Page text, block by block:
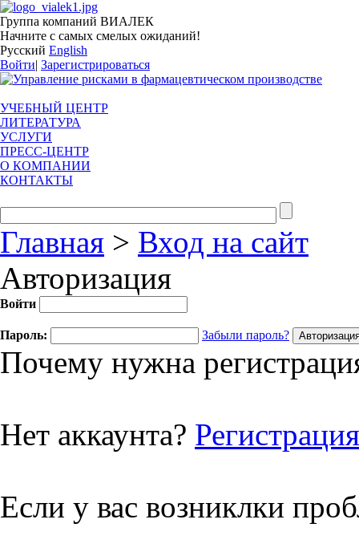
Группа компаний ВИАЛЕК
Начните с самых смелых ожиданий!
Русский English
Войти| Зарегистрироваться
УЧЕБНЫЙ ЦЕНТР
ЛИТЕРАТУРА
УСЛУГИ
ПРЕСС-ЦЕНТР
О КОМПАНИИ
КОНТАКТЫ
Главная > Вход на сайт
Авторизация
Войти
Пароль: Забыли пароль?
Почему нужна
Нет аккаунта? Регистрация
Если у вас возниклки